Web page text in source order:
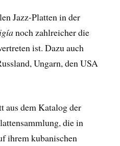
Jazz-Platten in der
noch zahlreicher die
ist. Dazu auch
Ungarn, den USA
aus dem Katalog der
die in
ihrem kubanischen